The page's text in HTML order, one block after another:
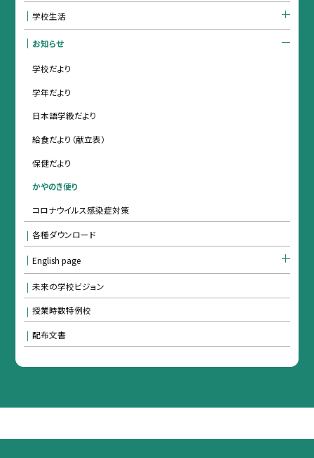
学校生活
お知らせ
学校だより
学年だより
日本語学級だより
給食だより（献立表）
保健だより
かやのき便り
コロナウイルス感染症対策
各種ダウンロード
English page
未来の学校ビジョン
授業時数特例校
配布文書